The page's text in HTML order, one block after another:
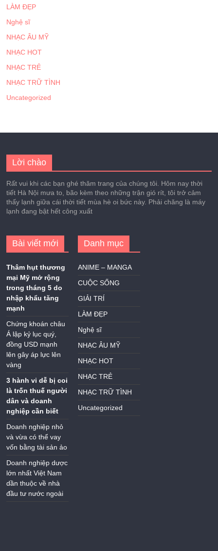
LÀM ĐẸP
Nghệ sĩ
NHẠC ÂU MỸ
NHẠC HOT
NHẠC TRẺ
NHẠC TRỮ TÌNH
Uncategorized
Lời chào
Rất vui khi các bạn ghé thăm trang của chúng tôi. Hôm nay thời
tiết Hà Nội mưa to, bão kèm theo những trận gió rít, tôi trở cảm
thấy lạnh giữa cái thời tiết mùa hè oi bức này. Phải chăng là máy
lạnh đang bật hết công xuất
Bài viết mới
Thâm hụt thương
mại Mỹ mở rộng
trong tháng 5 do
nhập khẩu tăng
mạnh
Chứng khoán châu
Á lập kỷ lục quý,
đồng USD mạnh
lên gây áp lực lên
vàng
3 hành vi dễ bị coi
là trốn thuế người
dân và doanh
nghiệp cần biết
Doanh nghiệp nhỏ
và vừa có thể vay
vốn bằng tài sản ảo
Doanh nghiệp dược
lớn nhất Việt Nam
dần thuộc về nhà
đầu tư nước ngoài
Danh mục
ANIME – MANGA
CUỘC SỐNG
GIẢI TRÍ
LÀM ĐẸP
Nghệ sĩ
NHẠC ÂU MỸ
NHẠC HOT
NHẠC TRẺ
NHẠC TRỮ TÌNH
Uncategorized